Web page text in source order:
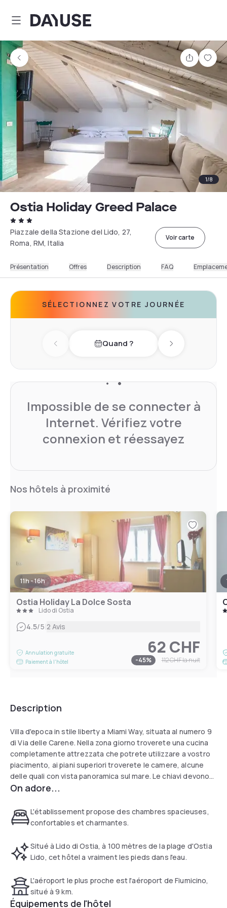
Dayuse
Partager
1/8
Ostia Holiday Greed Palace
Piazzale della Stazione del Lido, 27,
Roma, RM, Italia
Voir carte
Présentation Offres Description FAQ
SÉLECTIONNEZ VOTRE JOURNÉE
Previous dayQuand ? Next day
Impossible de se connecter à
Internet. Vérifiez votre
connexion et réessayez
Nos hôtels à proximité
11h - 16h
Ostia Holiday La Dolce Sosta
Lido di Ostia
4.5/5|2 Avis
Annulation gratuite
Paiement à l'hôtel
62 CHF
-45% 112 CHFla nuit
Description
Villa d'epoca in stile liberty a Miami Way, situata al numero 9
di Via delle Carene. Nella zona giorno troverete una cucina
completamente attrezzata che potrete utilizzare a vostro
piacimento, ai piani superiori troverete le camere, alcune
delle quali con vista panoramica sul mare. Le chiavi devono
essere ritirate alla reception in piazzale della stazione del
On adore...
L'établissement propose des chambres spacieuses,
confortables et charmantes.
Situé à Lido di Ostia, à 100 mètres de la plage d'Ostia
Lido, cet hôtel a vraiment les pieds dans l'eau.
L'aéroport le plus proche est l'aéroport de Fiumicino,
situé à 9 km.
Équipements de l'hôtel